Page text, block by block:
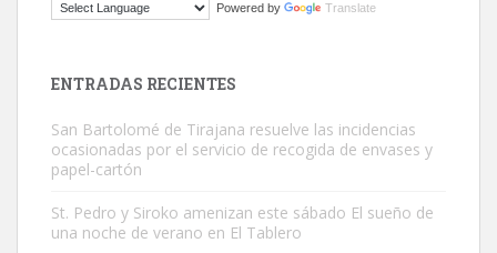
El ayuntamiento se va a llevar a Los Gatos callejeros de la zona los
Powered by Translate
ENTRADAS RECIENTES
San Bartolomé de Tirajana resuelve las incidencias
ocasionadas por el servicio de recogida de envases y
papel-cartón
St. Pedro y Siroko amenizan este sábado El sueño de
una noche de verano en El Tablero